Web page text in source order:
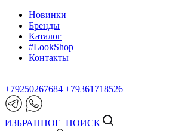
Новинки
Бренды
Каталог
#LookShop
Контакты
+79250267684 +79361718526
ИЗБРАННОЕ ПОИСК